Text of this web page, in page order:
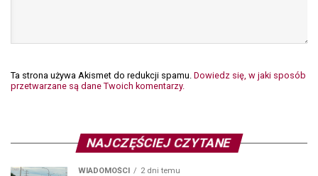
Ta strona używa Akismet do redukcji spamu. Dowiedz się, w jaki sposób
przetwarzane są dane Twoich komentarzy.
NAJCZĘŚCIEJ CZYTANE
WIADOMOŚCI 2 dni temu